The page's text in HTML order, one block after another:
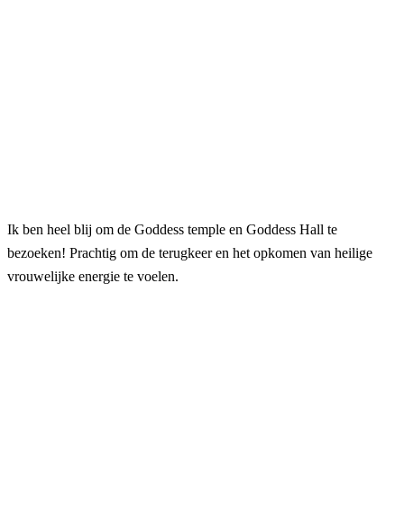
Ik ben heel blij om de Goddess temple en Goddess Hall te
bezoeken! Prachtig om de terugkeer en het opkomen van heilige
vrouwelijke energie te voelen.